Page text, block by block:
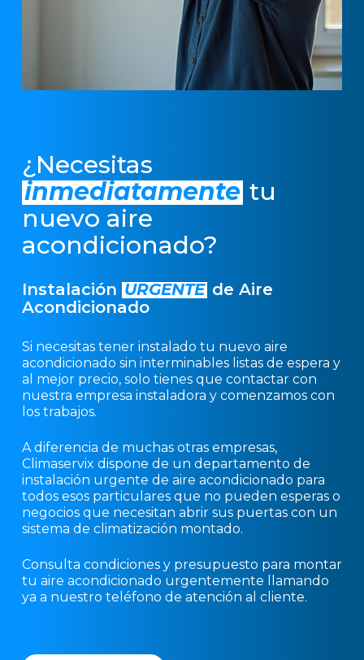
¿Necesitas
inmediatamente tu
nuevo aire
acondicionado?
Instalación URGENTE de Aire
Acondicionado
Si necesitas tener instalado tu nuevo aire
acondicionado sin interminables listas de espera y
al mejor precio, solo tienes que contactar con
nuestra empresa instaladora y comenzamos con
los trabajos.
A diferencia de muchas otras empresas,
Climaservix dispone de un departamento de
instalación urgente de aire acondicionado para
todos esos particulares que no pueden esperas o
negocios que necesitan abrir sus puertas con un
sistema de climatización montado.
Consulta condiciones y presupuesto para montar
tu aire acondicionado urgentemente llamando
ya a nuestro teléfono de atención al cliente.